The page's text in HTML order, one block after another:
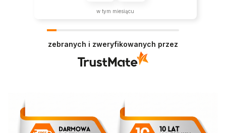
w tym miesiącu
zebranych i zweryfikowanych przez